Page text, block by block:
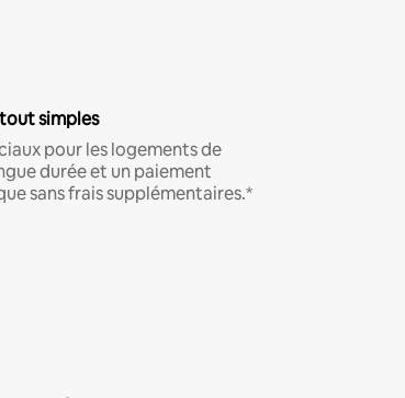
simples
pour les logements de
durée et un paiement
sans frais supplémentaires.*